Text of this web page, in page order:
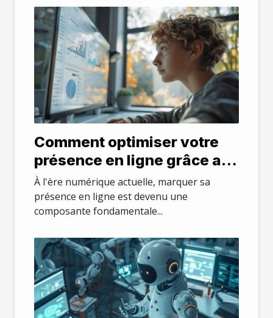
Comment optimiser votre
présence en ligne grâce aux
services de recherche
À l'ère numérique actuelle, marquer sa
présence en ligne est devenu une
composante fondamentale...